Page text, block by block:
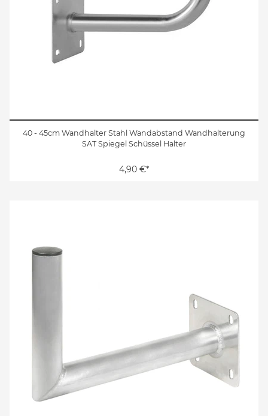
40 - 45cm Wandhalter Stahl Wandabstand Wandhalterung
SAT Spiegel Schüssel Halter
4,90 €*